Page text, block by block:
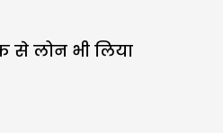
से लोन भी लिया